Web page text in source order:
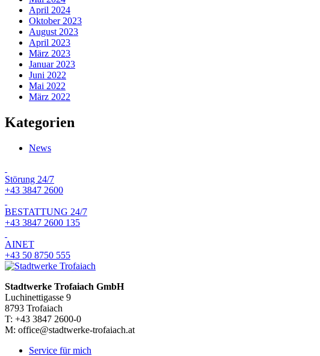
April 2024
Oktober 2023
August 2023
April 2023
März 2023
Januar 2023
Juni 2022
Mai 2022
März 2022
Kategorien
News
Störung 24/7
+43 3847 2600
BESTATTUNG 24/7
+43 3847 2600 135
AINET
+43 50 8750 555
Stadtwerke Trofaiach GmbH
Luchinettigasse 9
8793 Trofaiach
T: +43 3847 2600-0
M: office@stadtwerke-trofaiach.at
Service für mich